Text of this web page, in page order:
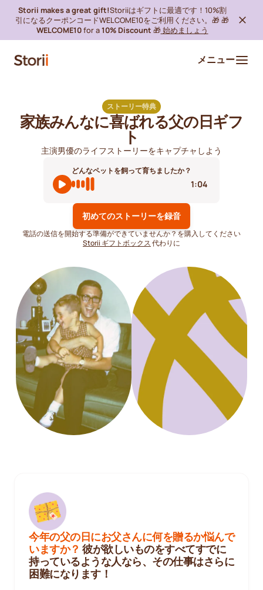
Storii makes a great gift!Storiiはギフトに最適です！10%割
引になるクーポンコードWELCOME10をご利用ください。🎁 🎁
WELCOME10for a10% Discount 🎁 始めましょう
メニュー
ストーリー特典
家族みんなに喜ばれる父の日ギフ
ト
主演男優のライフストーリーをキャプチャしよう
どんなペットを飼って育ちましたか？
1:04
初めてのストーリーを録音
電話の送信を開始する準備ができていませんか？を購入してください
Storii ギフトボックス代わりに
今年の父の日にお父さんに何を贈るか悩んで
いますか？ 彼が欲しいものをすべてすでに
持っているような人なら、その仕事はさらに
困難になります！